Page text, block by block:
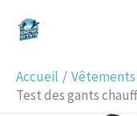
Accueil
Test des gants
e
c
h